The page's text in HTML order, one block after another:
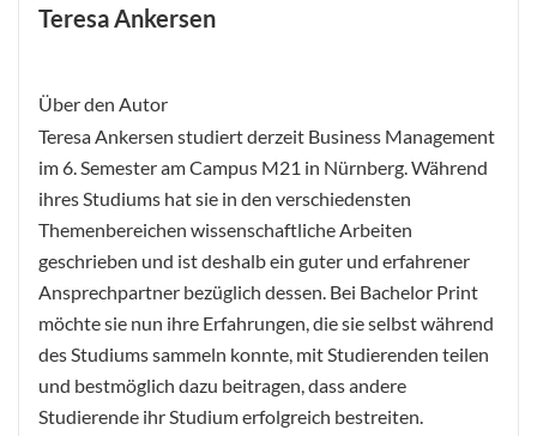
Teresa Ankersen
Über den Autor
Teresa Ankersen studiert derzeit Business Management
im 6. Semester am Campus M21 in Nürnberg. Während
ihres Studiums hat sie in den verschiedensten
Themenbereichen wissenschaftliche Arbeiten
geschrieben und ist deshalb ein guter und erfahrener
Ansprechpartner bezüglich dessen. Bei Bachelor Print
möchte sie nun ihre Erfahrungen, die sie selbst während
des Studiums sammeln konnte, mit Studierenden teilen
und bestmöglich dazu beitragen, dass andere
Studierende ihr Studium erfolgreich bestreiten.